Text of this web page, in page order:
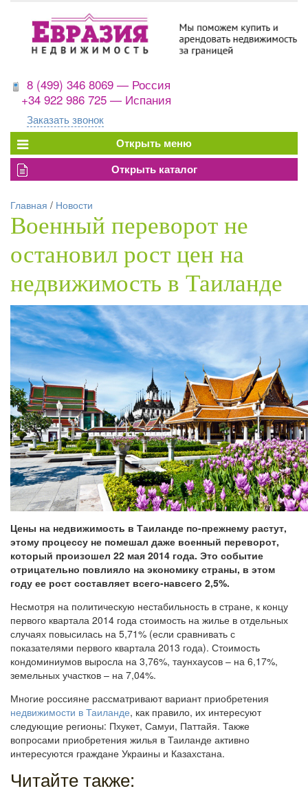
8 (499) 346 8069 — Россия
+34 922 986 725 — Испания
Заказать звонок
Главная / Новости
Военный переворот не
остановил рост цен на
недвижимость в Таиланде
Цены на недвижимость в Таиланде по-прежнему растут,
этому процессу не помешал даже военный переворот,
который произошел 22 мая 2014 года. Это событие
отрицательно повлияло на экономику страны, в этом
году ее рост составляет всего-навсего 2,5%.
Несмотря на политическую нестабильность в стране, к концу
первого квартала 2014 года стоимость на жилье в отдельных
случаях повысилась на 5,71% (если сравнивать с
показателями первого квартала 2013 года). Стоимость
кондоминиумов выросла на 3,76%, таунхаусов – на 6,17%,
земельных участков – на 7,04%.
Многие россияне рассматривают вариант приобретения
недвижимости в Таиланде, как правило, их интересуют
следующие регионы: Пхукет, Самуи, Паттайя. Также
вопросами приобретения жилья в Таиланде активно
интересуются граждане Украины и Казахстана.
Читайте также: